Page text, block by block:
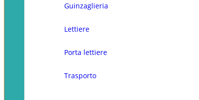
Guinzaglieria
Lettiere
Porta lettiere
Trasporto